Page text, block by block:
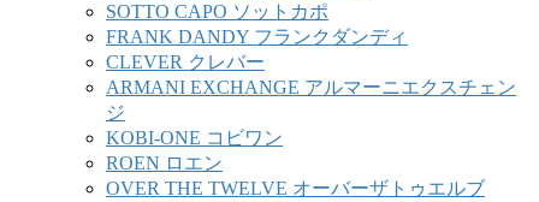
SOTTO CAPO ソットカポ
FRANK DANDY フランクダンディ
CLEVER クレバー
ARMANI EXCHANGE アルマーニエクスチェン
ジ
KOBI-ONE コビワン
ROEN ロエン
OVER THE TWELVE オーバーザトゥエルブ